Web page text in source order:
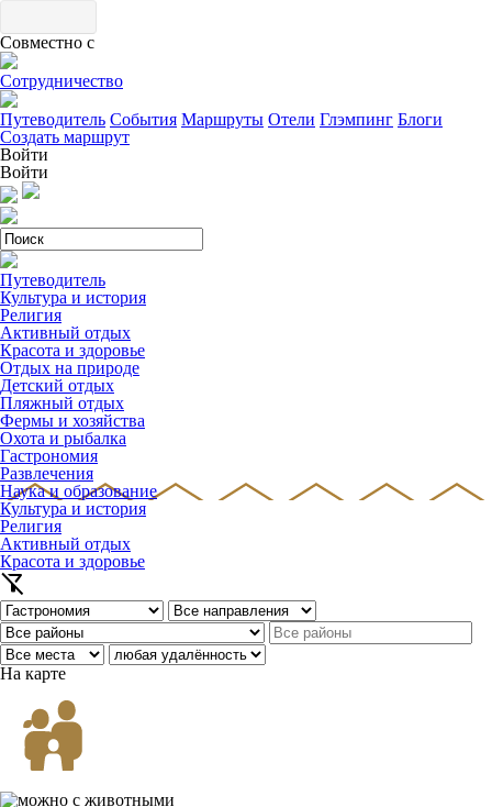
Совместно с
Сотрудничество
Путеводитель События Маршруты Отели Глэмпинг Блоги
Создать маршрут
Войти
Войти
Путеводитель
Культура и история
Религия
Активный отдых
Красота и здоровье
Отдых на природе
Детский отдых
Пляжный отдых
Фермы и хозяйства
Охота и рыбалка
Гастрономия
Развлечения
Наука и образование
Культура и история
Религия
Активный отдых
Красота и здоровье
filter_alt_off
На карте